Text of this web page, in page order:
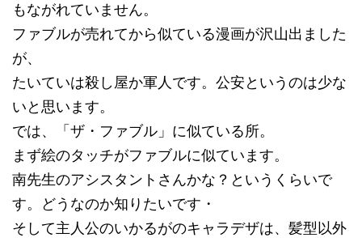
もながれていません。
ファブルが売れてから似ている漫画が沢山出ました
が、
たいていは殺し屋か軍人です。公安というのは少な
いと思います。
では、「ザ・ファブル」に似ている所。
まず絵のタッチがファブルに似ています。
南先生のアシスタントさんかな？というくらいで
す。どうなのか知りたいです・
そして主人公のいかるがのキャラデザは、髪型以外